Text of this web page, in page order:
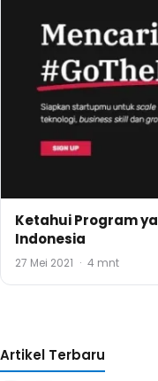
Ketahui Program
Indonesia
27 Mei 2021 · 4 mnt
Artikel Terbaru